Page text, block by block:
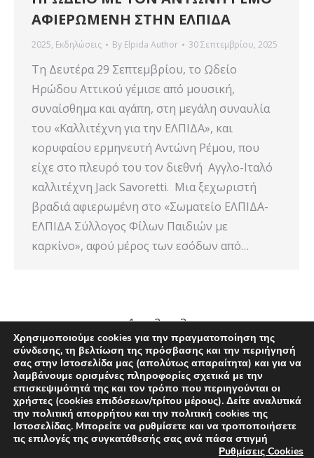
ΑΦΙΕΡΩΜΕΝΗ ΣΤΗΝ ΕΛΠΙΔΑ
2025, Εκδηλώσεις By Elpida Author 30 Σεπτεμβρίου, 2025
Τη Δευτέρα 29 Σεπτεμβρίου, το Ωδείο
Ηρώδου Αττικού γέμισε από μουσική,
συναίσθημα και αγάπη, στη μεγάλη συναυλία
του «Καλλιτέχνη για την ΕΛΠΙΔΑ», και
κορυφαίου ερμηνευτή Αντώνη Ρέμου, που
είχε στο πλευρό του τον διεθνή Αγγλο-Ιταλό
καλλιτέχνη Jack Savoretti. Μια ξεχωριστή
βραδιά αφιερωμένη στο «Σωματείο ΕΛΠΙΔΑ-
ΕΛΠΙΔΑ Σύλλογος Φίλων Παιδιών με
καρκίνο», αφού μέρος των εσόδων από…
1 2 3 →
Χρησιμοποιούμε cookies για την πραγματοποίηση της
σύνδεσης, τη βελτίωση της πρόσβασης και την περιήγησή
σας στην Ιστοσελίδα μας (απολύτως απαραίτητα) και για να
λαμβάνουμε ορισμένες πληροφορίες σχετικά με την
επισκεψιμότητά της και τον τρόπο που περιηγούνται οι
χρήστες (cookies επιδόσεων/τρίτου μέρους). Δείτε αναλυτικά
την πολιτική απορρήτου και την πολιτική cookies της
Ιστοσελίδας. Mπορείτε να ρυθμίσετε και να τροποποιήσετε
τις επιλογές της συγκατάθεσής σας ανά πάσα στιγμή
Ρυθμίσεις Cookies